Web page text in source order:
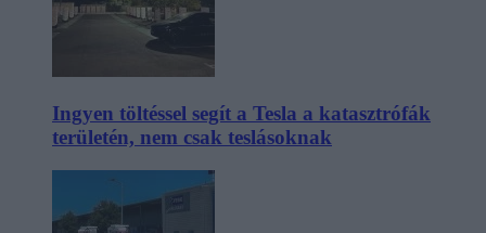
Ingyen töltéssel segít a Tesla a katasztrófák
területén, nem csak teslásoknak